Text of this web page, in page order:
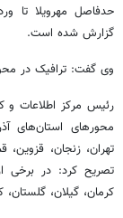
حدفاصل مهرویلا تا
گزارش شده است.
وی گفت: ترافیک در
رئیس مرکز اطلاعات و
محورهای استان‌های
تهران، زنجان،
تصریح کرد: در برخی
کرمان، گیلان، گلستان،